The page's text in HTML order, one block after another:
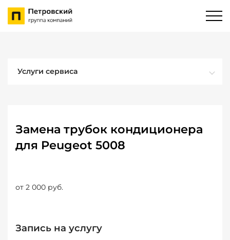
Услуги сервиса
Замена трубок кондиционера
для Peugeot 5008
от 2 000 руб.
Запись на услугу